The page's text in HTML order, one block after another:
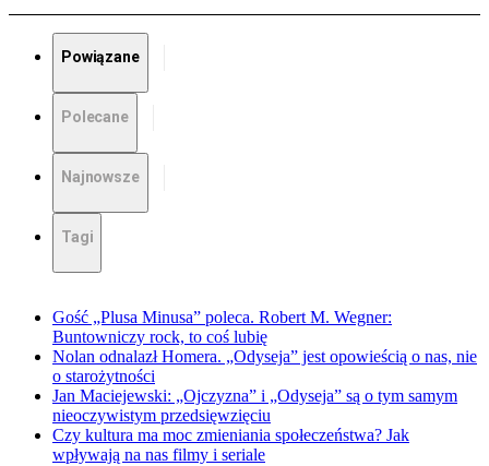
Powiązane
Polecane
Najnowsze
Tagi
Gość „Plusa Minusa” poleca. Robert M. Wegner:
Buntowniczy rock, to coś lubię
Nolan odnalazł Homera. „Odyseja” jest opowieścią o nas, nie
o starożytności
Jan Maciejewski: „Ojczyzna” i „Odyseja” są o tym samym
nieoczywistym przedsięwzięciu
Czy kultura ma moc zmieniania społeczeństwa? Jak
wpływają na nas filmy i seriale